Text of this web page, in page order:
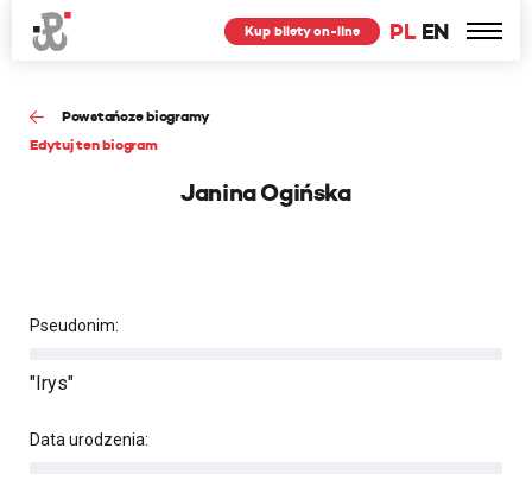
PL EN
Kup bilety on-line
Powstańcze biogramy
Edytuj ten biogram
Janina Ogińska
Pseudonim:
"Irys"
Data urodzenia: